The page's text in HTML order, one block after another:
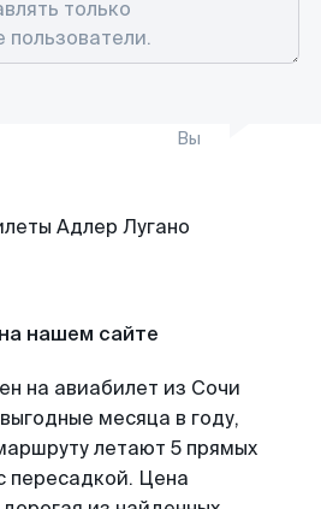
Вы
нашем сайте
на авиабилет из Сочи
месяца в году,
летают 5 прямых
пересадкой. Цена